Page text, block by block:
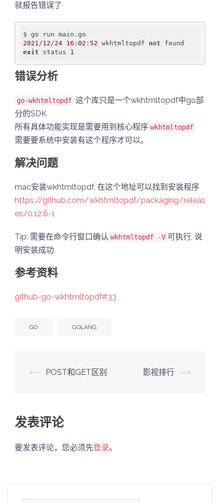
就报告错误了
2021/12/24 16 : 02 : 52 wkhtmltopdf not
exit status 1
错误分析
go-wkhtmltopdf 这个库只是一个wkhtmltopdf中go部
分的SDK
所有具体功能实现是需要用到核心程序 wkhtmltopdf
需要要系统中安装有这个程序才可以。
解决问题
mac安装wkhtmltopdf, 在这个地址可以找到安装程序
https://github.com/wkhtmltopdf/packaging/releas
es/0.12.6-1
Tip: 需要在命令行窗口确认 wkhtmltopdf -V 可执行, 说
明安装成功
参考资料
github-go-wkhtmltopdf#33
GO GOLANG
Post
⟵ POST和GET区别 影视排行 ⟶
发表评论
要发表评论，您必须先登录。